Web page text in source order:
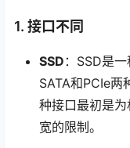
1. 接口不同
SSD ：SSD是
SATA和PCIe两
种接口最初是
宽的限制。